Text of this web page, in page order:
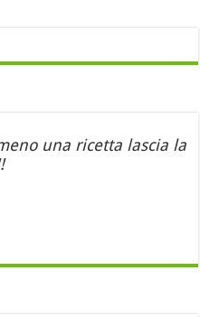
una ricetta lascia la